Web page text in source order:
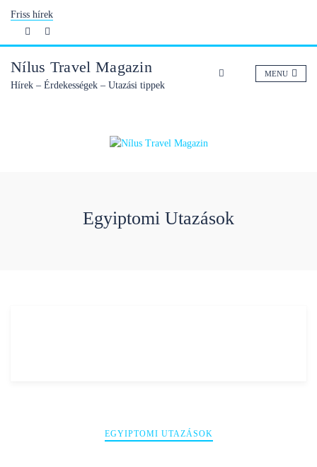
content
Friss hírek
Nílus Travel Magazin
Hírek – Érdekességek – Utazási tippek
MENU
Egyiptomi Utazások
EGYIPTOMI UTAZÁSOK